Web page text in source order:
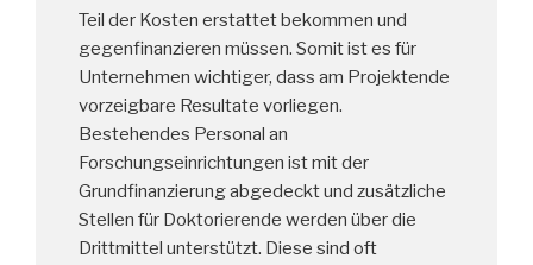
Teil der Kosten erstattet bekommen und
gegenfinanzieren müssen. Somit ist es für
Unternehmen wichtiger, dass am Projektende
vorzeigbare Resultate vorliegen.
Bestehendes Personal an
Forschungseinrichtungen ist mit der
Grundfinanzierung abgedeckt und zusätzliche
Stellen für Doktorierende werden über die
Drittmittel unterstützt. Diese sind oft